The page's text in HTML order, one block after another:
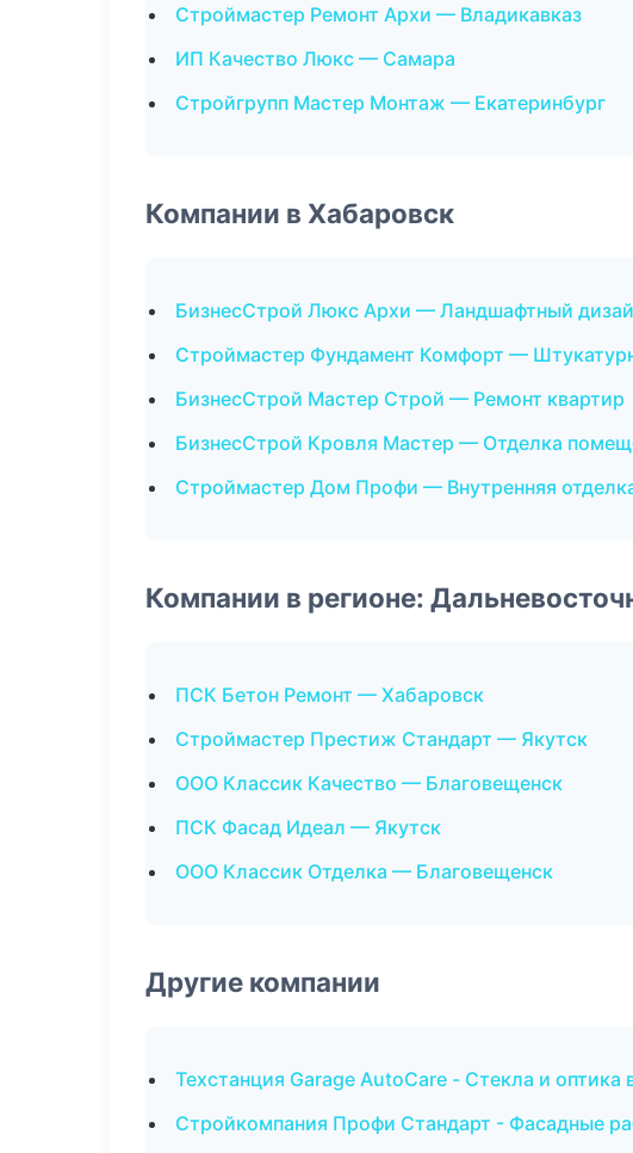
Строймастер Ремонт Архи — Владикавказ
ИП Качество Люкс — Самара
Стройгрупп Мастер Монтаж — Екатеринбург
Компании в Хабаровск
БизнесСтрой Люкс Архи — Ландшафтный
Строймастер Фундамент Комфорт —
БизнесСтрой Мастер Строй — Ремонт квартир
БизнесСтрой Кровля Мастер — Отделка
Строймастер Дом Профи — Внутренняя
Компании в регионе:
ПСК Бетон Ремонт — Хабаровск
Строймастер Престиж Стандарт — Якутск
ООО Классик Качество — Благовещенск
ПСК Фасад Идеал — Якутск
ООО Классик Отделка — Благовещенск
Другие компании
Техстанция Garage AutoCare - Стекла и оптика
Стройкомпания Профи Стандарт - Фасадные